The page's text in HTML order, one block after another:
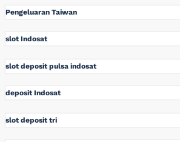
Pengeluaran Taiwan
slot Indosat
slot deposit pulsa indosat
deposit Indosat
slot deposit tri